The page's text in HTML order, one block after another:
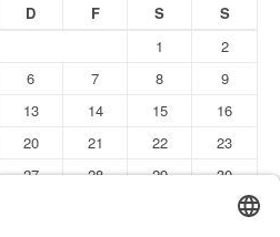
D F S
S
1
2
6 7 8
9
13 14 15
16
20 21 22
23
27 28 29
30